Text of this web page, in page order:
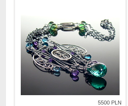
5500 PLN